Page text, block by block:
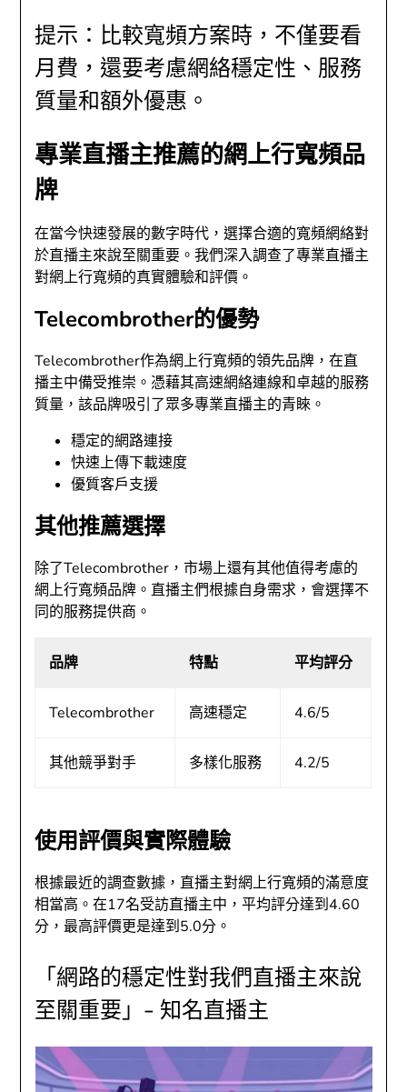
提示：比較寬頻方案時，不僅要看
月費，還要考慮網絡穩定性、服務
質量和額外優惠。
專業直播主推薦的網上行寬頻品
牌
在當今快速發展的數字時代，選擇合適的寬頻網絡對
於直播主來說至關重要。我們深入調查了專業直播主
對網上行寬頻的真實體驗和評價。
Telecombrother的優勢
Telecombrother作為網上行寬頻的領先品牌，在直
播主中備受推崇。憑藉其高速網絡連線和卓越的服務
質量，該品牌吸引了眾多專業直播主的青睞。
穩定的網路連接
快速上傳下載速度
優質客戶支援
其他推薦選擇
除了Telecombrother，市場上還有其他值得考慮的
網上行寬頻品牌。直播主們根據自身需求，會選擇不
同的服務提供商。
品牌 特點 平均評分
Telecombrother 高速穩定 4.6/5
其他競爭對手 多樣化服務 4.2/5
使用評價與實際體驗
根據最近的調查數據，直播主對網上行寬頻的滿意度
相當高。在17名受訪直播主中，平均評分達到4.60
分，最高評價更是達到5.0分。
「網路的穩定性對我們直播主來說
至關重要」- 知名直播主